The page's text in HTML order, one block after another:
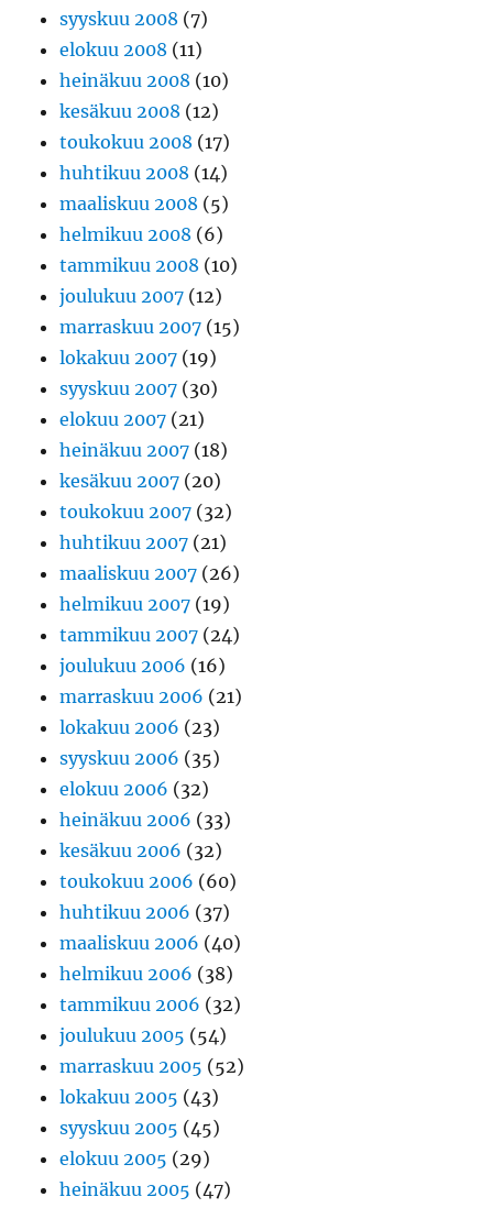
syyskuu 2008 (7)
elokuu 2008 (11)
heinäkuu 2008 (10)
kesäkuu 2008 (12)
toukokuu 2008 (17)
huhtikuu 2008 (14)
maaliskuu 2008 (5)
helmikuu 2008 (6)
tammikuu 2008 (10)
joulukuu 2007 (12)
marraskuu 2007 (15)
lokakuu 2007 (19)
syyskuu 2007 (30)
elokuu 2007 (21)
heinäkuu 2007 (18)
kesäkuu 2007 (20)
toukokuu 2007 (32)
huhtikuu 2007 (21)
maaliskuu 2007 (26)
helmikuu 2007 (19)
tammikuu 2007 (24)
joulukuu 2006 (16)
marraskuu 2006 (21)
lokakuu 2006 (23)
syyskuu 2006 (35)
elokuu 2006 (32)
heinäkuu 2006 (33)
kesäkuu 2006 (32)
toukokuu 2006 (60)
huhtikuu 2006 (37)
maaliskuu 2006 (40)
helmikuu 2006 (38)
tammikuu 2006 (32)
joulukuu 2005 (54)
marraskuu 2005 (52)
lokakuu 2005 (43)
syyskuu 2005 (45)
elokuu 2005 (29)
heinäkuu 2005 (47)